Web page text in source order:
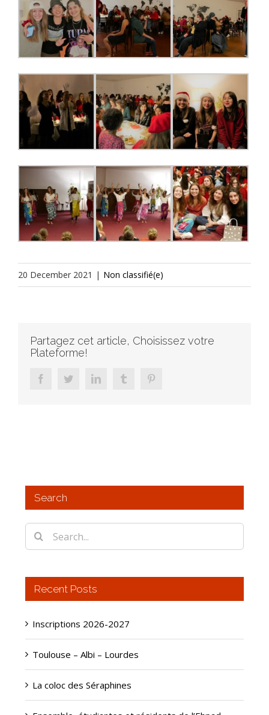
20 December 2021 | Non classifié(e)
Partagez cet article, Choisissez votre
Plateforme!
facebook twitter linkedin tumblr
Search
Search
for:
Recent Posts
Inscriptions 2026-2027
Toulouse – Albi – Lourdes
La coloc des Séraphines